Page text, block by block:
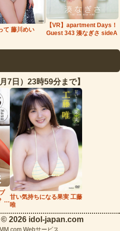
て 藤川めい
【VR】apartment Days！
Guest 343 湊なぎさ sideA
7日）23時59分まで】
天甘い気持ちになる果実 工藤
唯
© 2026 idol-japan.com